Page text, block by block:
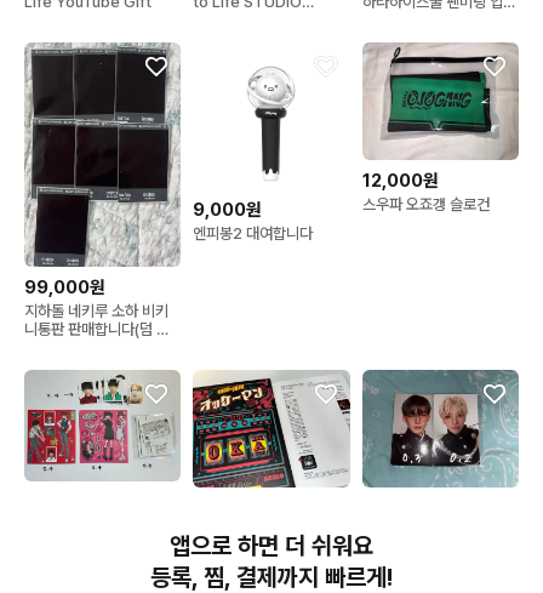
99,000원
지하돌 네키루 소하 비키
니통판 판매합니다(덤 소
9,000원
엔피봉2 대여합니다
12,000원
스우파 오죠갱 슬로건
닉쭈 소장본 절창마 옷케
만 절대 이 창을 닫지 마세
요 앤팀
미공포
앱으로 하면 더 쉬워요
등록, 찜, 결제까지 빠르게!